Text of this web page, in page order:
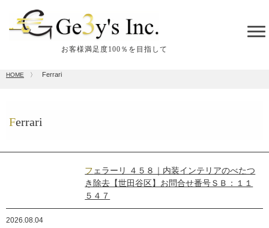
お客様満足度100％を目指して
HOME 〉 Ferrari
Ferrari
フェラーリ ４５８｜内装インテリアのべたつ
き除去【世田谷区】お問合せ番号ＳＢ：１１
５４７
2026.08.04